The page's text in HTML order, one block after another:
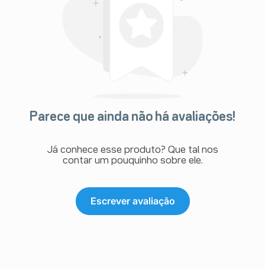
Parece que ainda não há avaliações!
Já conhece esse produto? Que tal nos
contar um pouquinho sobre ele.
Escrever avaliação